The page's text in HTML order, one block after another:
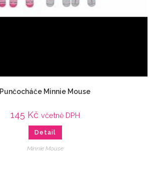
Punčocháče Minnie Mouse
145 Kč včetně DPH
Detail
Minnie Mouse